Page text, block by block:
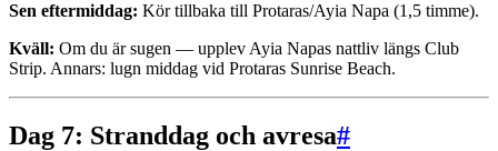
Sen eftermiddag: Kör tillbaka till Protaras/Ayia Napa (1,5 timme).
Kväll: Om du är sugen — upplev Ayia Napas nattliv längs Club
Strip. Annars: lugn middag vid Protaras Sunrise Beach.
Dag 7: Stranddag och avresa#